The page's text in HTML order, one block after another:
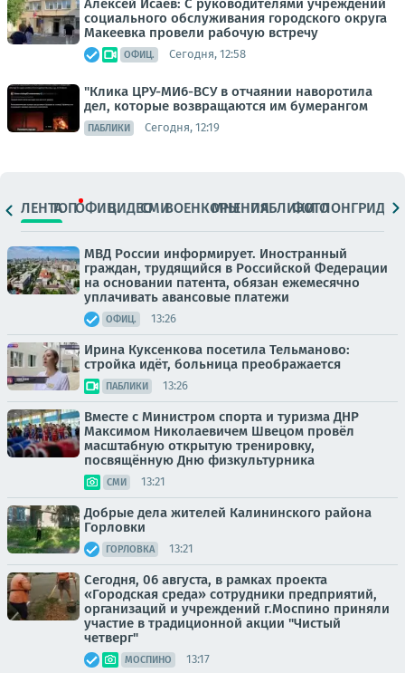
Алексей Исаев: С руководителями учреждений
социального обслуживания городского округа
Макеевка провели рабочую встречу
ОФИЦ. Сегодня, 12:58
"Клика ЦРУ-МИ6-ВСУ в отчаянии наворотила
дел, которые возвращаются им бумерангом
ПАБЛИКИ Сегодня, 12:19
ЛЕНТАТОПОФИЦ.ВИДЕОСМИВОЕНКОРЫМНЕНИЯПАБЛИКИ
ФОТОЛОНГРИДЫ
МВД России информирует. Иностранный
граждан, трудящийся в Российской Федерации
на основании патента, обязан ежемесячно
уплачивать авансовые платежи
ОФИЦ. 13:26
Ирина Куксенкова посетила Тельманово:
стройка идёт, больница преображается
ПАБЛИКИ 13:26
Вместе с Министром спорта и туризма ДНР
Максимом Николаевичем Швецом провёл
масштабную открытую тренировку,
посвящённую Дню физкультурника
СМИ 13:21
Добрые дела жителей Калининского района
Горловки
ГОРЛОВКА 13:21
Сегодня, 06 августа, в рамках проекта
«Городская среда» сотрудники предприятий,
организаций и учреждений г.Моспино приняли
участие в традиционной акции "Чистый
четверг"
МОСПИНО 13:17